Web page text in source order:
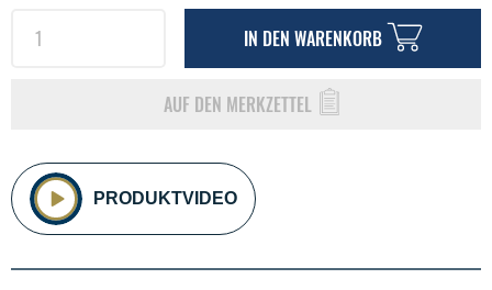
IN DEN WARENKORB
AUF DEN MERKZETTEL
PRODUKTVIDEO